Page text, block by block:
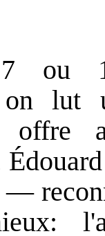
ou
on lut
offre